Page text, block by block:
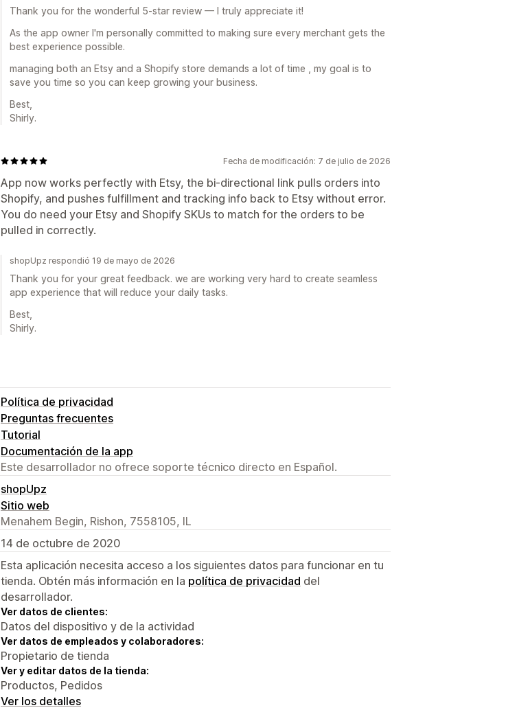
Thank you for the wonderful 5-star review — I truly appreciate it!
As the app owner I'm personally committed to making sure every merchant gets the
best experience possible.
managing both an Etsy and a Shopify store demands a lot of time , my goal is to
save you time so you can keep growing your business.
Best,
Shirly.
Fecha de modificación: 7 de julio de 2026
App now works perfectly with Etsy, the bi-directional link pulls orders into
Shopify, and pushes fulfillment and tracking info back to Etsy without error.
You do need your Etsy and Shopify SKUs to match for the orders to be
pulled in correctly.
shopUpz respondió 19 de mayo de 2026
Thank you for your great feedback. we are working very hard to create seamless
app experience that will reduce your daily tasks.
Best,
Shirly.
Política de privacidad
Preguntas frecuentes
Tutorial
Documentación de la app
Este desarrollador no ofrece soporte técnico directo en Español.
shopUpz
Sitio web
Menahem Begin, Rishon, 7558105, IL
14 de octubre de 2020
Esta aplicación necesita acceso a los siguientes datos para funcionar en tu
tienda. Obtén más información en la política de privacidad del
desarrollador.
Ver datos de clientes:
Datos del dispositivo y de la actividad
Ver datos de empleados y colaboradores:
Propietario de tienda
Ver y editar datos de la tienda:
Productos, Pedidos
Ver los detalles